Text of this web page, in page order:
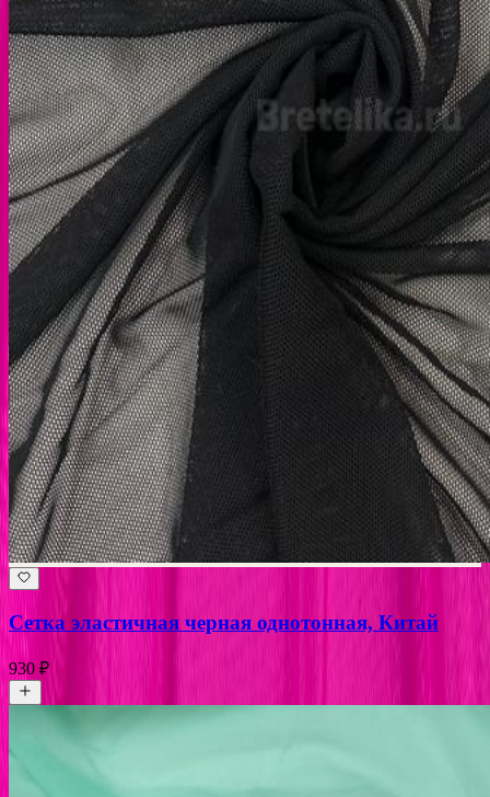
Сетка эластичная черная однотонная, Китай
930 ₽